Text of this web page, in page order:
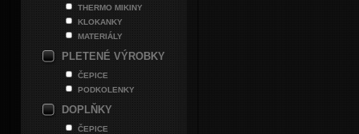
THERMO MIKINY
KLOKANKY
MATERIÁLY
PLETENÉ VÝROBKY
ČEPICE
PODKOLENKY
DOPLŇKY
ČEPICE